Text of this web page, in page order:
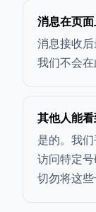
消息在页
消息接收后
我们不会在
其他人能
是的。我
访问特定号
切勿将这些